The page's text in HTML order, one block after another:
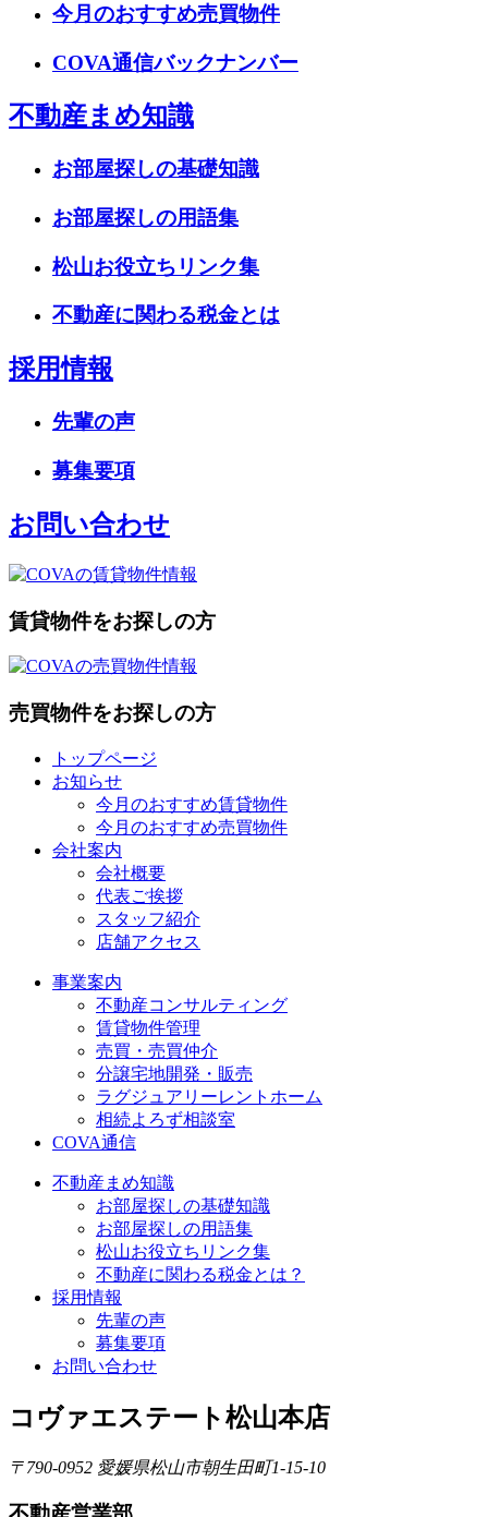
今月のおすすめ売買物件
COVA通信バックナンバー
不動産まめ知識
お部屋探しの基礎知識
お部屋探しの用語集
松山お役立ちリンク集
不動産に関わる税金とは
採用情報
先輩の声
募集要項
お問い合わせ
賃貸物件をお探しの方
売買物件をお探しの方
トップページ
お知らせ
今月のおすすめ賃貸物件
今月のおすすめ売買物件
会社案内
会社概要
代表ご挨拶
スタッフ紹介
店舗アクセス
事業案内
不動産コンサルティング
賃貸物件管理
売買・売買仲介
分譲宅地開発・販売
ラグジュアリーレントホーム
相続よろず相談室
COVA通信
不動産まめ知識
お部屋探しの基礎知識
お部屋探しの用語集
松山お役立ちリンク集
不動産に関わる税金とは？
採用情報
先輩の声
募集要項
お問い合わせ
コヴァエステート松山本店
〒790-0952 愛媛県松山市朝生田町1-15-10